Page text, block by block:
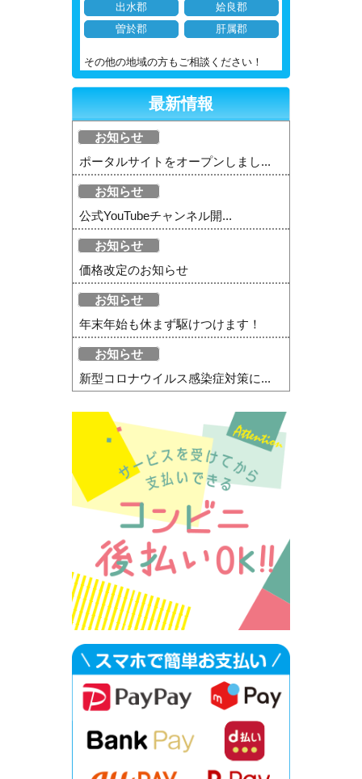
出水郡
姶良郡
曽於郡
肝属郡
その他の地域の方もご相談ください！
最新情報
お知らせ
ポータルサイトをオープンしまし...
お知らせ
公式YouTubeチャンネル開...
お知らせ
価格改定のお知らせ
お知らせ
年末年始も休まず駆けつけます！
お知らせ
新型コロナウイルス感染症対策に...